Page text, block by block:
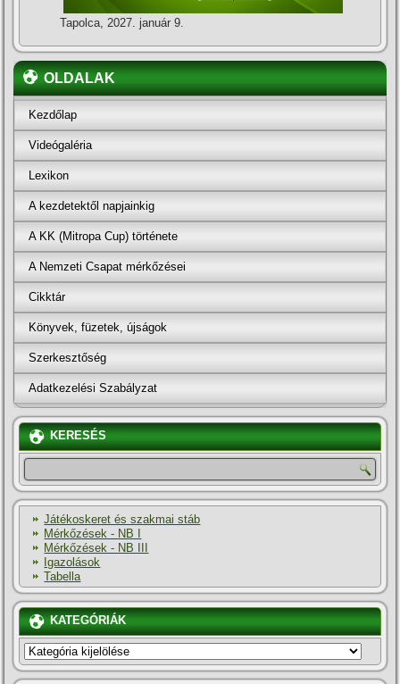
Tapolca, 2027. január 9.
OLDALAK
Kezdőlap
Videógaléria
Lexikon
A kezdetektől napjainkig
A KK (Mitropa Cup) története
A Nemzeti Csapat mérkőzései
Cikktár
Könyvek, füzetek, újságok
Szerkesztőség
Adatkezelési Szabályzat
KERESÉS
Játékoskeret és szakmai stáb
Mérkőzések - NB I
Mérkőzések - NB III
Igazolások
Tabella
KATEGÓRIÁK
KATEGÓRIÁK